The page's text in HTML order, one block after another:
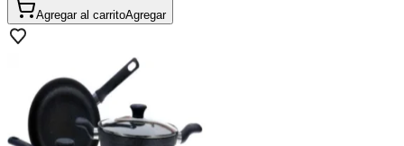
Agregar al carritoAgregar